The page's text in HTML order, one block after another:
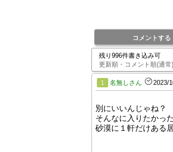
コメントする
残り996件書き込み可
更新順・コメント順(通常)
1 名無しさん 2023/
別にいいんじゃね？
そんなに入りたかっ
砂漠に１軒だけある